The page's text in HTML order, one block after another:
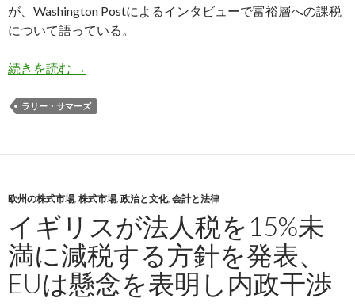
が、Washington Postによるインタビューで富裕層への課税
について語っている。
続きを読む サマーズ氏、大富豪が税金を払わない方法と、
→
ラリー・サマーズ
欧州の株式市場, 株式市場, 政治と文化, 会計と法律
イギリスが法人税を15%未
満に減税する方針を発表、
EUは懸念を表明し内政干渉